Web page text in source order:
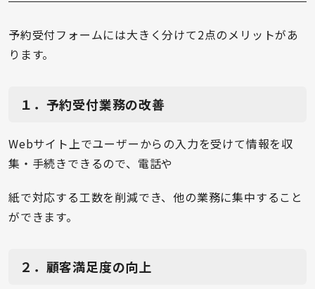
予約受付フォームには大きく分けて2点のメリットがあ
ります。
１．予約受付業務の改善
Webサイト上でユーザーからの入力を受けて情報を収
集・手続きできるので、電話や
紙で対応する工数を削減でき、他の業務に集中すること
ができます。
２．顧客満足度の向上